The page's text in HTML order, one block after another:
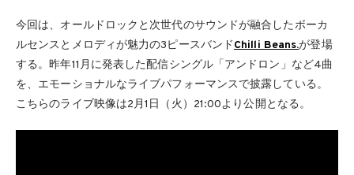
今回は、オールドロックと次世代のサウンドが融合したボーカ
ルセンスとメロディが魅力の3ピースバンドChilli Beans.が登場
する。昨年11月に発表した配信シングル「アンドロン」など4曲
を、エモーショナルなライブパフォーマンスで披露している。
こちらのライブ映像は2月1日（火）21:00より公開となる。